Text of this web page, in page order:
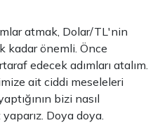
atmak, Dolar/TL'nin
kadar önemli. Önce
edecek adımları atalım.
ait ciddi meseleleri
bizi nasıl
Doya doya.